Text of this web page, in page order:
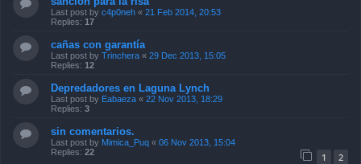
Last post by c4p0neh « 21 Feb 2014, 20:53
Replies: 17
cañas con garantía
Last post by Trinchera « 29 Dec 2013, 15:05
Replies: 12
Depredadores en Laguna Lynch
Last post by Eabaeza « 22 Nov 2013, 18:29
Replies: 3
sin comentarios.
Last post by Mimica_Puq « 06 Nov 2013, 15:04
Replies: 22 1 2